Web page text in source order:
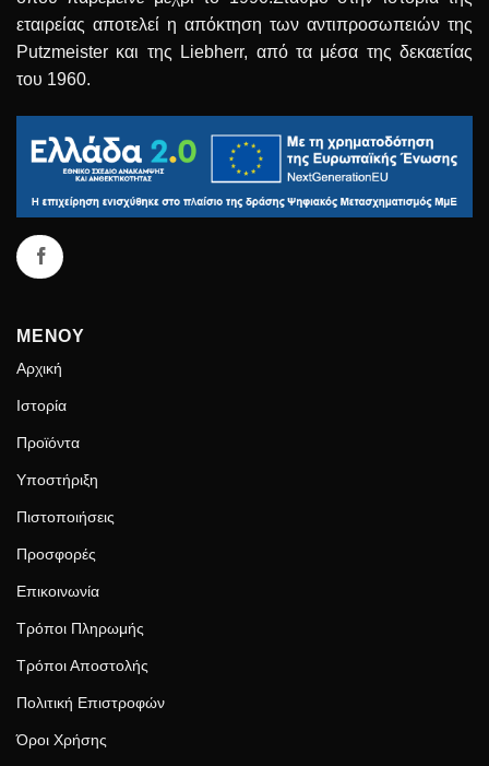
εταιρείας αποτελεί η απόκτηση των αντιπροσωπειών της
Putzmeister και της Liebherr, από τα μέσα της δεκαετίας
του 1960.
ΜΕΝΟΥ
Αρχική
Ιστορία
Προϊόντα
Υποστήριξη
Πιστοποιήσεις
Προσφορές
Επικοινωνία
Τρόποι Πληρωμής
Τρόποι Αποστολής
Πολιτική Επιστροφών
Όροι Χρήσης